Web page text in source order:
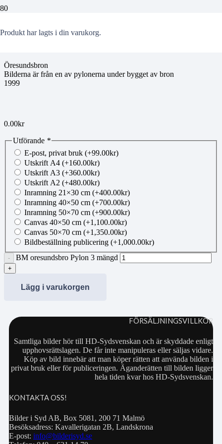
Produkt har lagts i din varukorg.
BM oresundsbro Pylon 3
Öresundsbron
Bilderna är från en av pylonerna under bygget av bron
1999
0.00kr
Utförande *
E-post, privat bruk (+99.00kr)
Utskrift A4 (+160.00kr)
Utskrift A3 (+360.00kr)
Utskrift A2 (+480.00kr)
Inramning 21×30 cm (+400.00kr)
Inramning 40×50 cm (+700.00kr)
Inramning 50×70 cm (+900.00kr)
Canvas 40×50 cm (+1,100.00kr)
Canvas 50×70 cm (+1,350.00kr)
Bildbeställning publicering (+1,000.00kr)
BM oresundsbro Pylon 3 mängd
Lägg i varukorgen
FÖRSÄLJNINGSVILLKOR
Samtliga bilder hör till HD-Sydsvenskan och är skyddade enligt
upphovsrättslagen. De får inte manipuleras eller säljas vidare.
Köp av bild innebär att man köper rätten att använda bilden i
privat bruk eller för publiceringen. Äganderätten till bilden ligger
hela tiden kvar hos HD-Sydsvenskan.
KONTAKTA OSS!
Bilder i Syd AB, Box 5081, 200 71 Malmö
Besöksadress: Kavallerigatan 2B, Landskrona
E-post: info@bilderisyd.se